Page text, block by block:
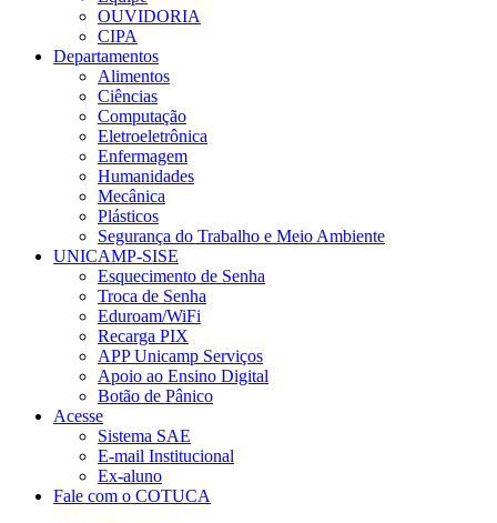
OUVIDORIA
CIPA
Departamentos
Alimentos
Ciências
Computação
Eletroeletrônica
Enfermagem
Humanidades
Mecânica
Plásticos
Segurança do Trabalho e Meio Ambiente
UNICAMP-SISE
Esquecimento de Senha
Troca de Senha
Eduroam/WiFi
Recarga PIX
APP Unicamp Serviços
Apoio ao Ensino Digital
Botão de Pânico
Acesse
Sistema SAE
E-mail Institucional
Ex-aluno
Fale com o COTUCA